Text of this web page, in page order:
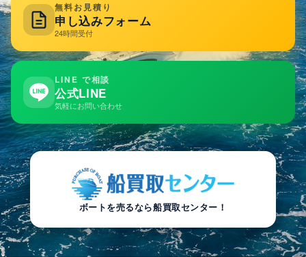
無料お見積り
申し込みフォーム
24時間受付
LINE で相談
公式LINE
気軽にお問い合わせ
ボートを売るなら船買取センター！